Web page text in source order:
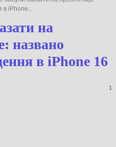
в iPhone...
на
названо
в iPhone 16
1